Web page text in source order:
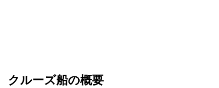
クルーズ船の概要